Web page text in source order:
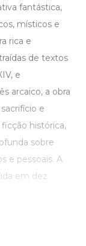
fantástica,
místicos e
rica e
de textos
e
arcaico, a obra
e
histórica,
sobre
e pessoais. A
em dez